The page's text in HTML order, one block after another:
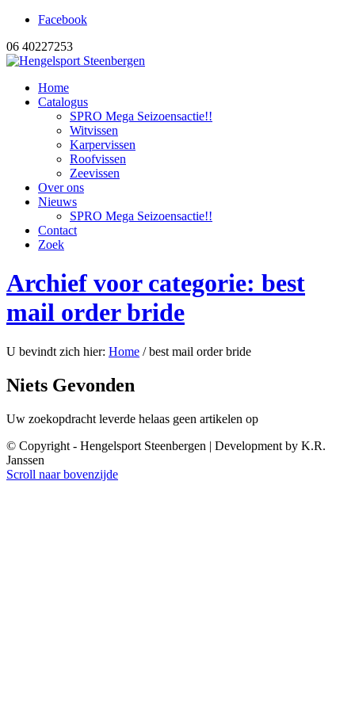
Facebook
06 40227253
Home
Catalogus
SPRO Mega Seizoensactie!!
Witvissen
Karpervissen
Roofvissen
Zeevissen
Over ons
Nieuws
SPRO Mega Seizoensactie!!
Contact
Zoek
Archief voor categorie: best
mail order bride
U bevindt zich hier: Home / best mail order bride
Niets Gevonden
Uw zoekopdracht leverde helaas geen artikelen op
© Copyright - Hengelsport Steenbergen | Development by K.R.
Janssen
Scroll naar bovenzijde